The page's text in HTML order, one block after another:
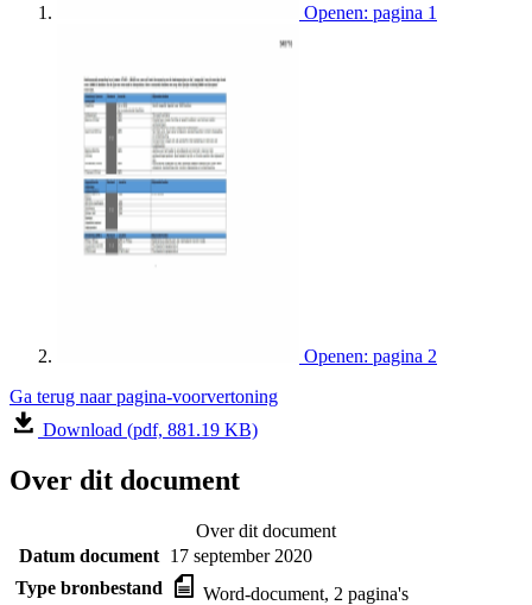
Openen: pagina 1
Openen: pagina 2
Ga terug naar pagina-voorvertoning
Download (pdf, 881.19 KB)
Over dit document
Over dit document
Datum document 17 september 2020
Type bronbestand
Word-document, 2 pagina's